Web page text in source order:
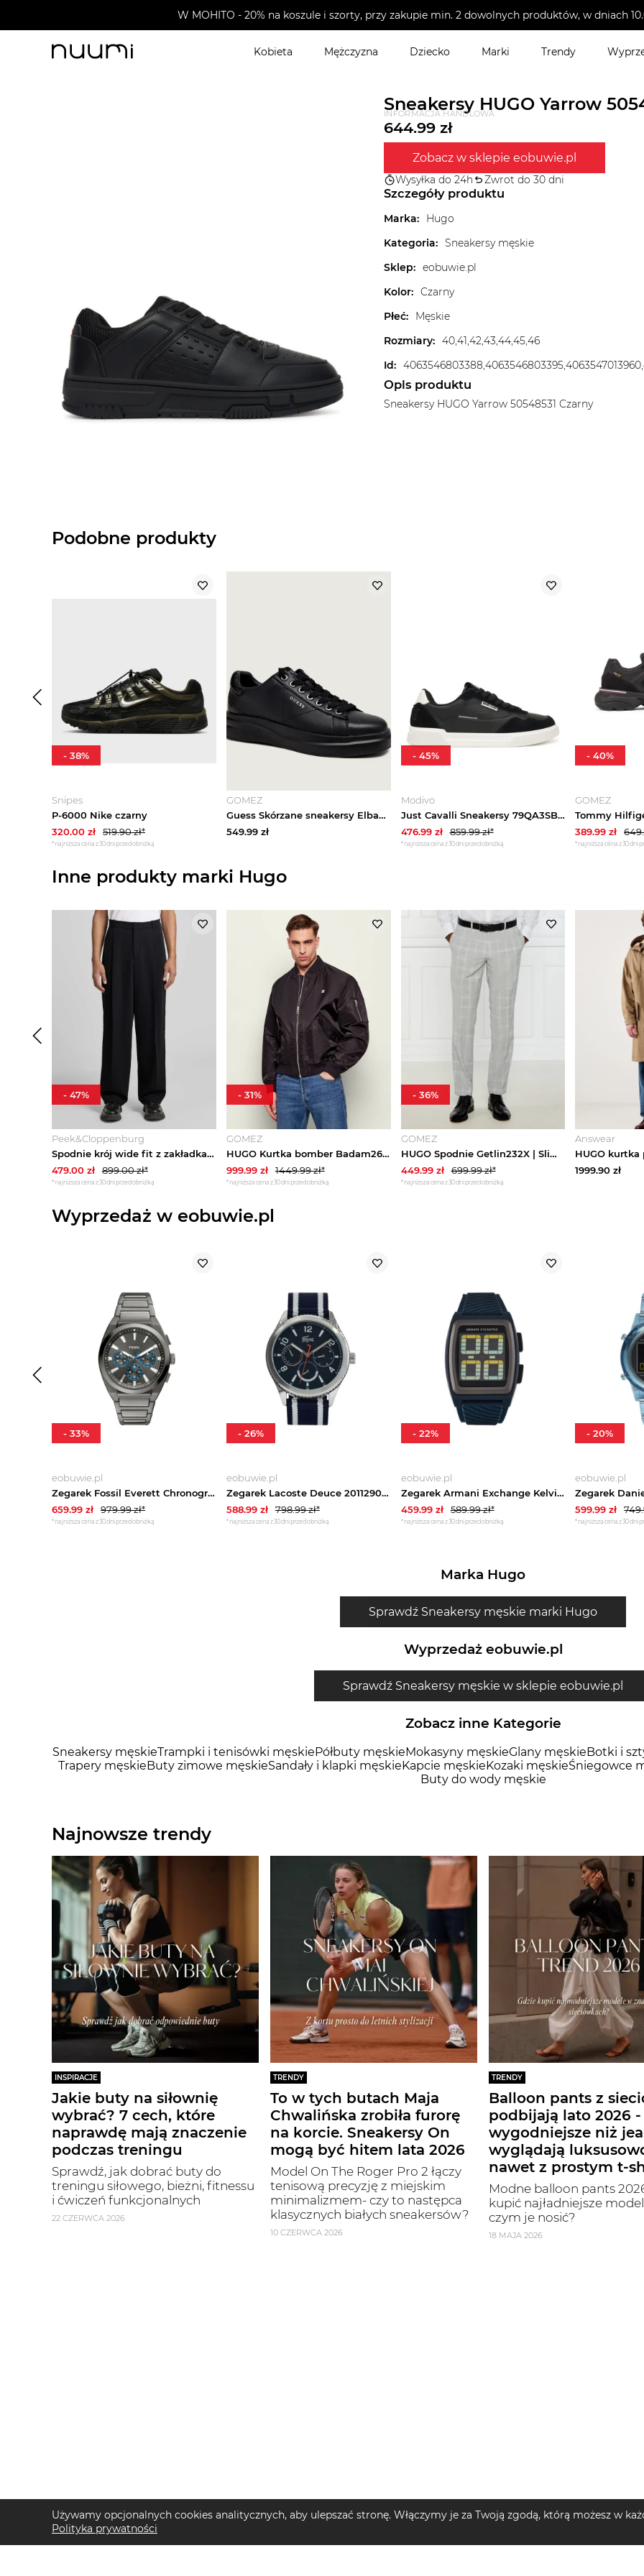
W MOHITO - 20% na koszule i szorty, przy zakupie min. 2 dowolnych produktów, w dniach
Kobieta Mężczyzna Dziecko Marki Trendy
Sneakersy HUGO Yarrow
INFORMACJA HANDLOWA
644.99 zł
Zobacz w sklepie eobuwie.pl
Wysyłka do 24h Zwrot do 30 dni
Szczegóły produktu
Marka:
Hugo
Kategoria: Sneakersy męskie
Sklep: eobuwie.pl
Kolor: Czarny
Płeć:
Męskie
Rozmiary: 40,41,42,43,44,45,46
Id:
Opis produktu
Sneakersy HUGO Yarrow 50548531 Czarny
Podobne produkty
Snipes
P-6000 Nike czarny
320.00 zł 519.90zł*
*najniższa cena z 30 dni przed obniżką
- 38%
GOMEZ
Guess Skórzane sneakersy Elba6 czarny
549.99zł
Modivo
Just Cavalli Sneakersy 79QA3SB2 ZPB51 Czarny
476.99zł 859.99zł*
*najniższa cena z 30 dni przed obniżką
- 45%
GOMEZ
389.99 zł
*najniższa cena z 30 dni
-40%
Inne produkty marki Hugo
Peek&Cloppenburg
Spodnie krój wide fit z zakładkami w pasie i dodatkiem żywej wełny model 'FEDIX' Hugo Czarny
479.00 zł 899.00zł*
*najniższa cena z 30 dni przed obniżką
- 47%
GOMEZ
HUGO Kurtka bomber Badam2611 | Regular Fit czarny
999.99zł 1449.99zł*
*najniższa cena z 30 dni przed obniżką
- 31%
GOMEZ
HUGO Spodnie Getlin232X | Slim Fit | z dodatkiem wełny szary
449.99zł 699.99zł*
*najniższa cena z 30 dni przed obniżką
- 36%
Answear
1999.90 zł
Wyprzedaż w eobuwie.pl
eobuwie.pl
Zegarek Fossil Everett Chronograph FS6107 Szary
659.99 zł 979.99zł*
*najniższa cena z 30 dni przed obniżką
- 33%
eobuwie.pl
Zegarek Lacoste Deuce 2011290 Granatowy
588.99zł 798.99zł*
*najniższa cena z 30 dni przed obniżką
- 26%
eobuwie.pl
Zegarek Armani Exchange Kelvin AX2970 Granatowy
459.99zł 589.99zł*
*najniższa cena z 30 dni przed obniżką
- 22%
eobuwie.pl
599.99 zł
*najniższa cena z 30 dni
-20%
Marka Hugo
Sprawdź Sneakersy męskie marki Hugo
Wyprzedaż eobuwie.pl
Sprawdź Sneakersy męskie w sklepie eobuwie.pl
Zobacz inne Kategorie
Sneakersy męskieTrampki i tenisówki męskiePółbuty męskieMokasyny męskieGlany męskieBotki i
Trapery męskieButy zimowe męskieSandały i klapki męskieKapcie męskieKozaki męskieŚniegowce
Buty do wody męskie
Najnowsze trendy
INSPIRACJE
Jakie buty na siłownię
wybrać? 7 cech, które
naprawdę mają znaczenie
podczas treningu
Sprawdź, jak dobrać buty do
treningu siłowego, bieżni, fitnessu
i ćwiczeń funkcjonalnych
22 CZERWCA 2026
TRENDY
To w tych butach Maja
Chwalińska zrobiła furorę
na korcie. Sneakersy On
mogą być hitem lata 2026
Model On The Roger Pro 2 łączy
tenisową precyzję z miejskim
minimalizmem- czy to następca
klasycznych białych sneakersów?
10 CZERWCA 2026
TRENDY
Balloon pants z
podbijają lato 2026 -
wygodniejsze niż
wyglądają
nawet z prostym t-
Modne balloon pants
kupić najładniejsze
czym je nosić?
18 MAJA 2026
Używamy opcjonalnych cookies analitycznych, aby ulepszać stronę. Włączymy je za Twoją zgodą, którą możesz w
Polityka prywatności